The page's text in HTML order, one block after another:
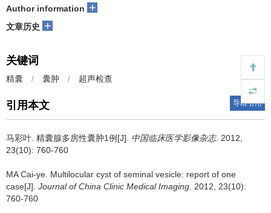
Author information +
文章历史 +
关键词
精囊 / 囊肿 / 超声检查
引用本文 导出引用
马彩叶. 精囊腺多房性囊肿1例[J]. 中国临床医学影像杂志. 2012,
23(10): 760-760
MA Cai-ye. Multilocular cyst of seminal vesicle: report of one
case[J]. Journal of China Clinic Medical Imaging . 2012, 23(10):
760-760